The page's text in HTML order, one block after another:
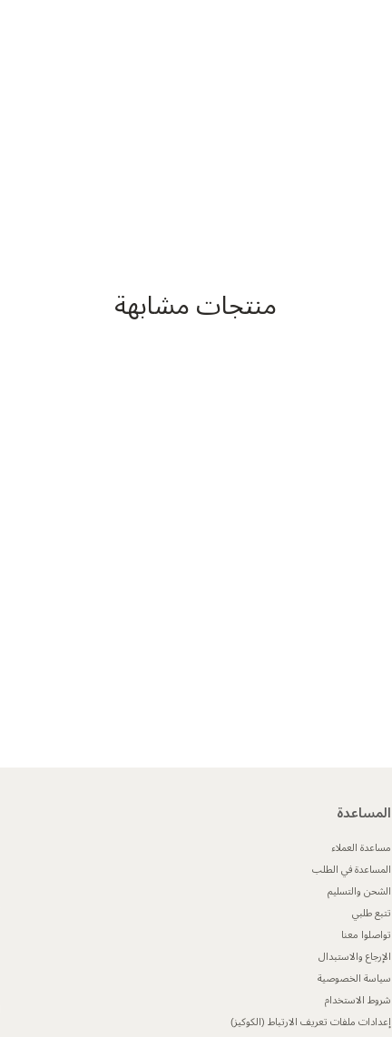
منتجات مشابهة
المساعدة
مساعدة العملاء
المساعدة في الطلب
الشحن والتسليم
تتبع طلبي
تواصلوا معنا
الإرجاع والاستبدال
سياسة الخصوصية
شروط الاستخدام
إعدادات ملفات تعريف الارتباط (الكوكيز)